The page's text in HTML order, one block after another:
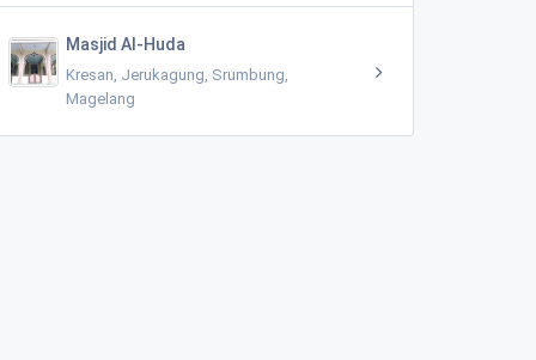
Masjid Al-Huda
Kresan, Jerukagung, Srumbung,
Magelang